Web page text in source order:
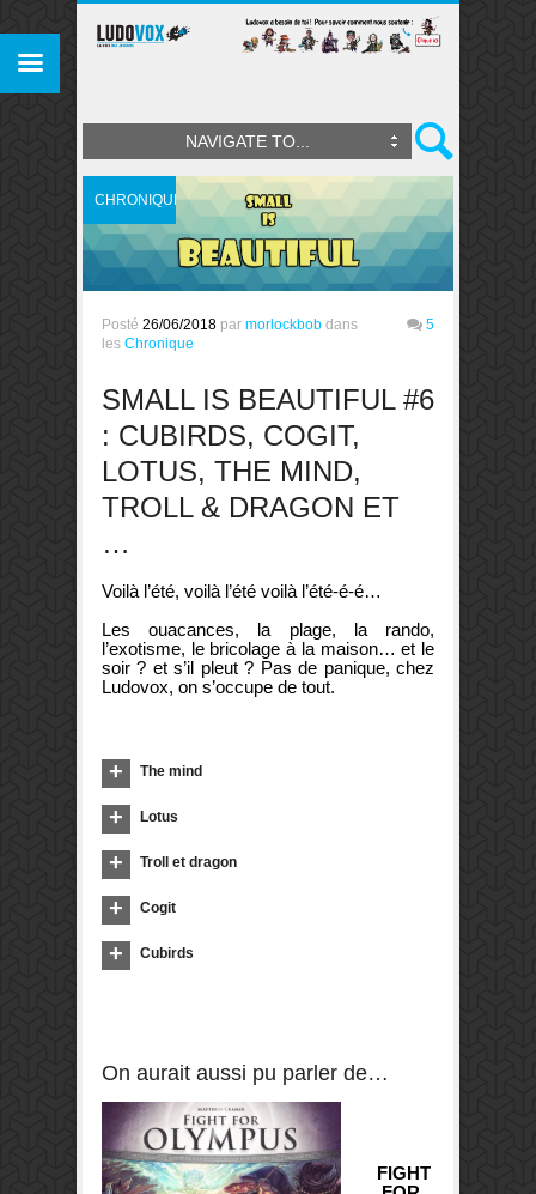
NAVIGATE TO...
CHRONIQUE
Posté 26/06/2018 par morlockbob dans
les Chronique
5
SMALL IS BEAUTIFUL #6
: CUBIRDS, COGIT,
LOTUS, THE MIND,
TROLL & DRAGON ET
…
Voilà l’été, voilà l’été voilà l’été-é-é…
Les ouacances, la plage, la rando,
l’exotisme, le bricolage à la maison… et le
soir ? et s’il pleut ? Pas de panique, chez
Ludovox, on s’occupe de tout.
The mind
Lotus
Troll et dragon
Cogit
Cubirds
On aurait aussi pu parler de…
FIGHT